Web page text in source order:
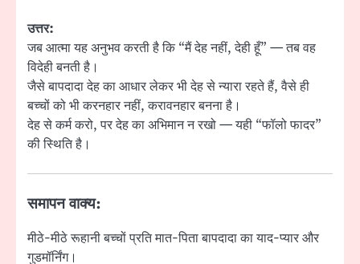
उत्तर:
जब आत्मा यह अनुभव करती है कि “मैं देह नहीं, देही हूँ” — तब वह
विदेही बनती है।
जैसे बापदादा देह का आधार लेकर भी देह से न्यारा रहते हैं, वैसे ही
बच्चों को भी करनहार नहीं, करावनहार बनना है।
देह से कर्म करो, पर देह का अभिमान न रखो — यही “फॉलो फादर”
की स्थिति है।
समापन वाक्य:
मीठे-मीठे रूहानी बच्चों प्रति मात-पिता बापदादा का याद-प्यार और
गुडमॉर्निंग।